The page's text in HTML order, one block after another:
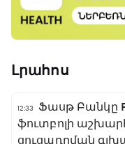
Լրահոս
12:33
Ֆասթ Բանկը
ֆուտբոլի
ցուցադրման